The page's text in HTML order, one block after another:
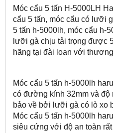
Móc cẩu 5 tấn H-5000LH
cẩu 5 tấn, móc cẩu có lưỡi
5 tấn h-5000lh, móc cẩu h-
lưỡi gà chịu tải trọng được
hãng tại đài loan với
Móc cẩu 5 tấn h-5000lh
có đường kính 32mm và
bảo về bởi lưỡi gà có lò xo
Móc cẩu 5 tấn h-5000lh
siêu cứng với độ an toàn